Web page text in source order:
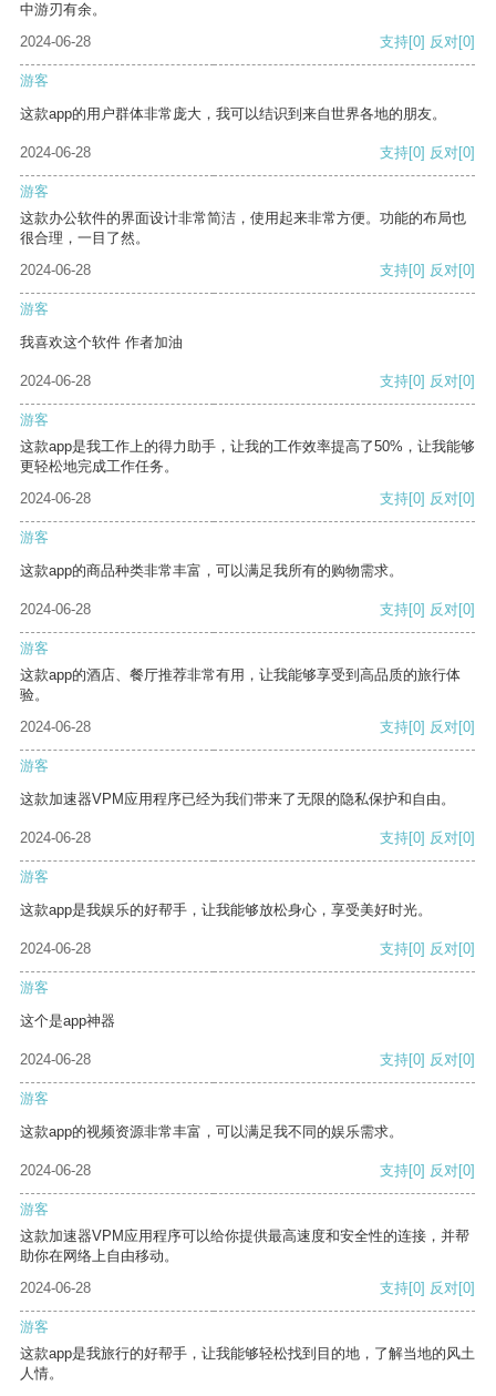
中游刃有余。
2024-06-28
支持[0] 反对[0]
游客
这款app的用户群体非常庞大，我可以结识到来自世界各地的朋友。
2024-06-28 支持[0] 反对[0]
游客
这款办公软件的界面设计非常简洁，使用起来非常方便。功能的布局也
很合理，一目了然。
2024-06-28
支持[0] 反对[0]
游客
我喜欢这个软件 作者加油
2024-06-28 支持[0] 反对[0]
游客
这款app是我工作上的得力助手，让我的工作效率提高了50%，让我能够
更轻松地完成工作任务。
2024-06-28
支持[0] 反对[0]
游客
这款app的商品种类非常丰富，可以满足我所有的购物需求。
2024-06-28 支持[0] 反对[0]
游客
这款app的酒店、餐厅推荐非常有用，让我能够享受到高品质的旅行体
验。
2024-06-28
支持[0] 反对[0]
游客
这款加速器VPM应用程序已经为我们带来了无限的隐私保护和自由。
2024-06-28 支持[0] 反对[0]
游客
这款app是我娱乐的好帮手，让我能够放松身心，享受美好时光。
2024-06-28 支持[0] 反对[0]
游客
这个是app神器
2024-06-28 支持[0] 反对[0]
游客
这款app的视频资源非常丰富，可以满足我不同的娱乐需求。
2024-06-28 支持[0] 反对[0]
游客
这款加速器VPM应用程序可以给你提供最高速度和安全性的连接，并帮
助你在网络上自由移动。
2024-06-28
支持[0] 反对[0]
游客
这款app是我旅行的好帮手，让我能够轻松找到目的地，了解当地的风土
人情。